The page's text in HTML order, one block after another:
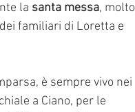
la santa messa, molto
familiari di Loretta e
è sempre vivo nei
a Ciano, per le